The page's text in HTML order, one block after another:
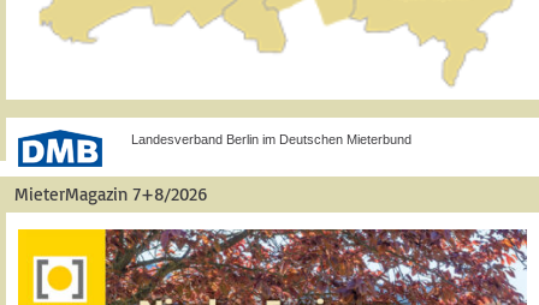
Landesverband Berlin im Deutschen Mieterbund
MieterMagazin 7+8/2026